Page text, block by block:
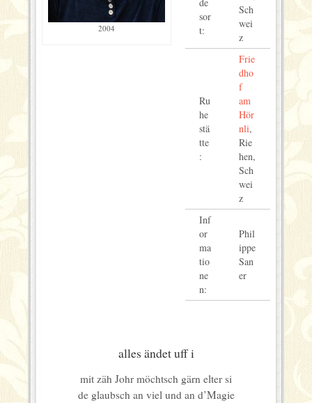
2004
sor
t:
Sch
wei
z
Ru
he
stä
tte
:
Frie
dho
f
am
Hör
nli,
Rie
hen,
Sch
wei
z
Inf
or
ma
tio
ne
n:
Phil
ippe
San
er
alles ändet uff i
mit zäh Johr möchtsch gärn elter si
de glaubsch an viel und an d’Magie